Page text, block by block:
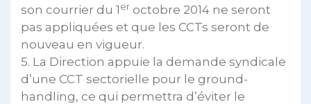
son courrier du 1 er octobre 2014 ne seront
pas appliquées et que les CCTs seront de
nouveau en vigueur.
5. La Direction appuie la demande syndicale
d’une CCT sectorielle pour le ground-
handling, ce qui permettra d’éviter le